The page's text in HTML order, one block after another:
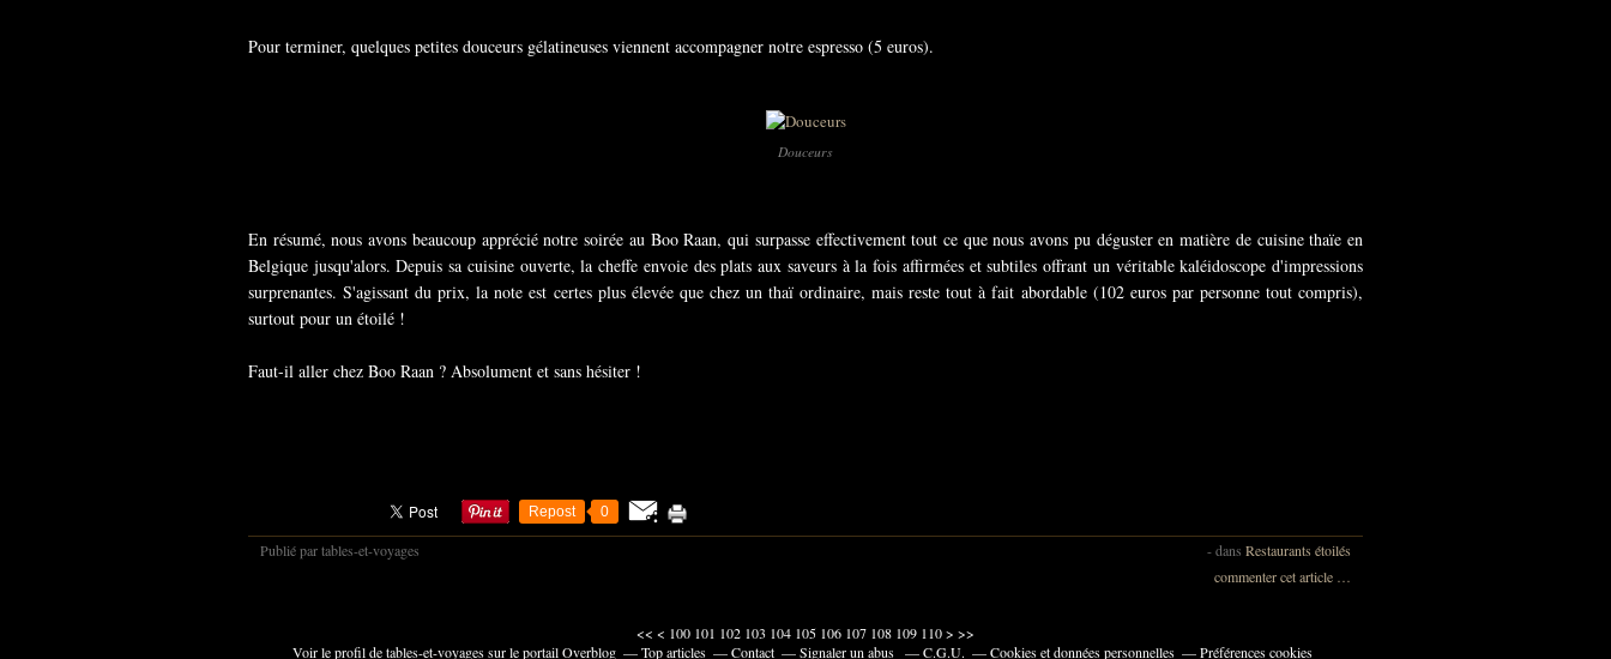
Pour terminer, quelques petites douceurs gélatineuses viennent accompagner notre espresso (5 euros).
Douceurs
En résumé, nous avons beaucoup apprécié notre soirée au Boo Raan, qui surpasse effectivement tout ce que nous avons pu déguster en matière de cuisine thaïe en
Belgique jusqu'alors. Depuis sa cuisine ouverte, la cheffe envoie des plats aux saveurs à la fois affirmées et subtiles offrant un véritable kaléidoscope d'impressions
surprenantes. S'agissant du prix, la note est certes plus élevée que chez un thaï ordinaire, mais reste tout à fait abordable (102 euros par personne tout compris),
surtout pour un étoilé !
Faut-il aller chez Boo Raan ? Absolument et sans hésiter !
Repost 0
Publié par tables-et-voyages -dans Restaurants étoilés
commenter cet article
<< < 100 101 102 103 104 105 106 107 108 109 110120
130
140
150
160
170
180
190
200
300
> >>
Voir le profil detables-et-voyagessur le portail Overblog Top articles Contact Signaler un abus C.G.U. Cookies et données personnelles Préférences cookies